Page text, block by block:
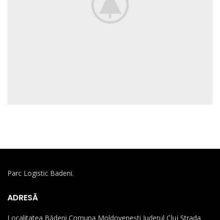
Parc Logistic Badeni.
ADRESĂ
Localitatea Bădeni Comuna Moldovenești Județul Cluj Strada